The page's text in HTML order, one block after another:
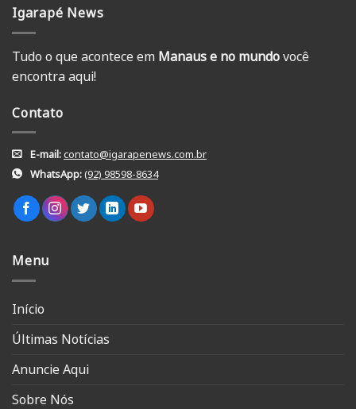
Igarapé News
Tudo o que acontece em Manaus e no mundovocê
encontra aqui!
Contato
E-mail:contato@igarapenews.com.br
WhatsApp:(92) 98598-8634
Menu
Início
Últimas Notícias
Anuncie Aqui
Sobre Nós